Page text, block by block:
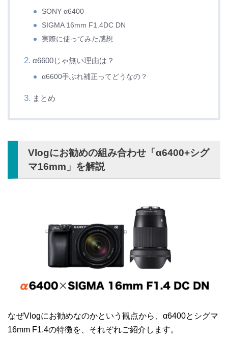
SONY α6400
SIGMA 16mm F1.4DC DN
実際に使ってみた感想
α6600じゃ無い理由は？
α6600手ぶれ補正ってどうなの？
まとめ
Vlogにお勧めの組み合わせ「α6400+シグ
マ16mm」を解説
なぜVlogにお勧めなのかという観点から、α6400とシグマ
16mm F1.4の特徴を、それぞれご紹介します。